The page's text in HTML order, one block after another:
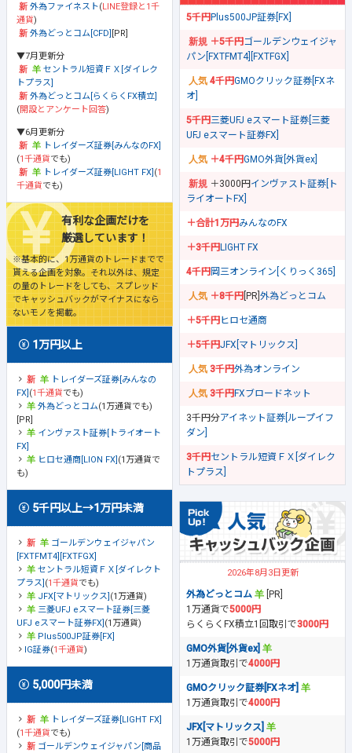
外為ファイネスト(LINE登録と1千
通貨)
外為どっとコム[CFD] [PR]
▼7月更新分
セントラル短資ＦＸ[ダイレク
トプラス]
外為どっとコム[らくらくFX積立]
(開設とアンケート回答)
▼6月更新分
トレイダーズ証券[みんなのFX]
(1千通貨でも)
トレイダーズ証券[LIGHT FX] (1
千通貨でも)
有利な企画だけを
厳選しています！
※基本的に、1万通貨のトレードまでで
貰える企画を対象。それ以外は、規定
の量のトレードをしても、スプレッド
でキャッシュバックがマイナスになら
ないモノを掲載。
1万円以上
トレイダーズ証券[みんなの
FX] (1千通貨でも)
外為どっとコム(1万通貨でも)
[PR]
インヴァスト証券[トライオート
FX]
ヒロセ通商[LION FX] (1万通貨で
も)
5千円以上→1万円未満
ゴールデンウェイジャパン
[FXTFMT4][FXTFGX]
セントラル短資ＦＸ[ダイレクト
プラス] (1千通貨でも)
JFX[マトリックス] (1万通貨)
三菱UFJ eスマート証券[三菱
UFJ eスマート証券FX] (1万通貨)
Plus500JP証券[FX]
IG証券(1千通貨)
5,000円未満
トレイダーズ証券[LIGHT FX]
(1千通貨でも)
ゴールデンウェイジャパン[商品
5千円Plus500JP証券[FX]
＋5千円ゴールデンウェイジャ
パン[FXTFMT4][FXTFGX]
4千円GMOクリック証券[FXネ
オ]
5千円三菱UFJ eスマート証券[三菱
UFJ eスマート証券FX]
＋4千円GMO外貨[外貨ex]
＋3000円 インヴァスト証券[ト
ライオートFX]
＋合計1万円みんなのFX
＋3千円LIGHT FX
4千円岡三オンライン[くりっく365]
＋8千円 [PR] 外為どっとコム
＋5千円ヒロセ通商
＋5千円JFX[マトリックス]
3千円外為オンライン
3千円FXブロードネット
3千円分アイネット証券[ループイフ
ダン]
3千円セントラル短資ＦＸ[ダイレク
トプラス]
2026年8月3日更新
外為どっとコム
[PR]
1万通貨で5000円
らくらくFX積立1回取引で3000円
GMO外貨[外貨ex]
1万通貨取引で4000円
GMOクリック証券[FXネオ]
1万通貨取引で4000円
JFX[マトリックス]
1万通貨取引で5000円